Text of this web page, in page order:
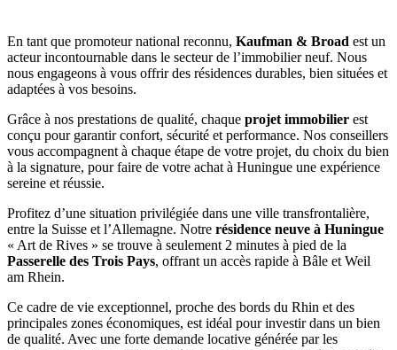
En tant que promoteur national reconnu, Kaufman & Broad est un
acteur incontournable dans le secteur de l’immobilier neuf. Nous
nous engageons à vous offrir des résidences durables, bien situées et
adaptées à vos besoins.
Grâce à nos prestations de qualité, chaque projet immobilier est
conçu pour garantir confort, sécurité et performance. Nos conseillers
vous accompagnent à chaque étape de votre projet, du choix du bien
à la signature, pour faire de votre achat à Huningue une expérience
sereine et réussie.
Profitez d’une situation privilégiée dans une ville transfrontalière,
entre la Suisse et l’Allemagne. Notre résidence neuve à Huningue
« Art de Rives » se trouve à seulement 2 minutes à pied de la
Passerelle des Trois Pays, offrant un accès rapide à Bâle et Weil
am Rhein.
Ce cadre de vie exceptionnel, proche des bords du Rhin et des
principales zones économiques, est idéal pour investir dans un bien
de qualité. Avec une forte demande locative générée par les